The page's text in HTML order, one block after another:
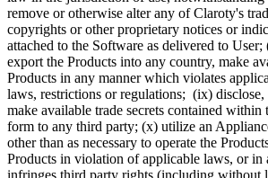
remove or otherwise alter any of Claroty's
copyrights or other proprietary notices or
attached to the Software as delivered to
export the Products into any country, make
Products in any manner which violates
laws, restrictions or regulations; (ix)
make available trade secrets contained within
form to any third party; (x) utilize an
other than as necessary to operate the
Products in violation of applicable laws, or in